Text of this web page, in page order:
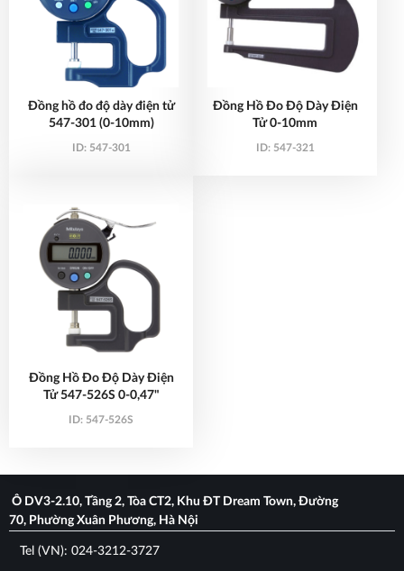
Đồng hồ đo độ dày điện tử
547-301 (0-10mm)
ID: 547-301
Đồng Hồ Đo Độ Dày Điện
Tử 0-10mm
ID: 547-321
Đồng Hồ Đo Độ Dày Điện
Tử 547-526S 0-0,47"
ID: 547-526S
Ô DV3-2.10, Tầng 2, Tòa CT2, Khu ĐT Dream Town, Đường
70, Phường Xuân Phương, Hà Nội
Tel (VN): 024-3212-3727